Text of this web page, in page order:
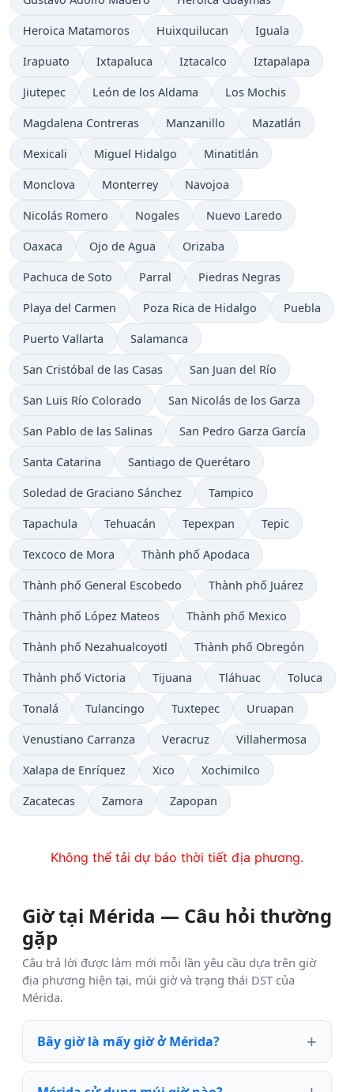
Heroica Matamoros Huixquilucan Iguala
Irapuato Ixtapaluca Iztacalco Iztapalapa
Jiutepec León de los Aldama Los Mochis
Magdalena Contreras Manzanillo Mazatlán
Mexicali Miguel Hidalgo Minatitlán
Monclova Monterrey Navojoa
Nicolás Romero Nogales Nuevo Laredo
Oaxaca Ojo de Agua Orizaba
Pachuca de Soto Parral Piedras Negras
Playa del Carmen Poza Rica de Hidalgo Puebla
Puerto Vallarta Salamanca
San Cristóbal de las Casas San Juan del Río
San Luis Río Colorado San Nicolás de los Garza
San Pablo de las Salinas San Pedro Garza García
Santa Catarina Santiago de Querétaro
Soledad de Graciano Sánchez Tampico
Tapachula Tehuacán Tepexpan Tepic
Texcoco de Mora Thành phố Apodaca
Thành phố General Escobedo Thành phố Juárez
Thành phố López Mateos Thành phố Mexico
Thành phố Nezahualcoyotl Thành phố Obregón
Thành phố Victoria Tijuana Tláhuac Toluca
Tonalá Tulancingo Tuxtepec Uruapan
Venustiano Carranza Veracruz Villahermosa
Xalapa de Enríquez Xico Xochimilco
Zacatecas Zamora Zapopan
Không thể tải dự báo thời tiết địa phương.
Giờ tại Mérida — Câu hỏi thường
gặp
Câu trả lời được làm mới mỗi lần yêu cầu dựa trên giờ
địa phương hiện tại, múi giờ và trạng thái DST của
Mérida.
Bây giờ là mấy giờ ở Mérida?